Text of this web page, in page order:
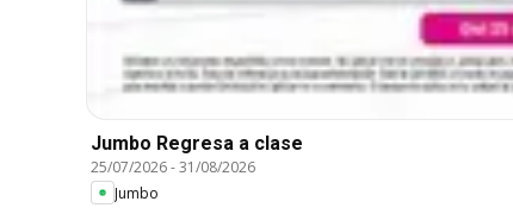
Jumbo Regresa a clase
25/07/2026-31/08/2026
Jumbo